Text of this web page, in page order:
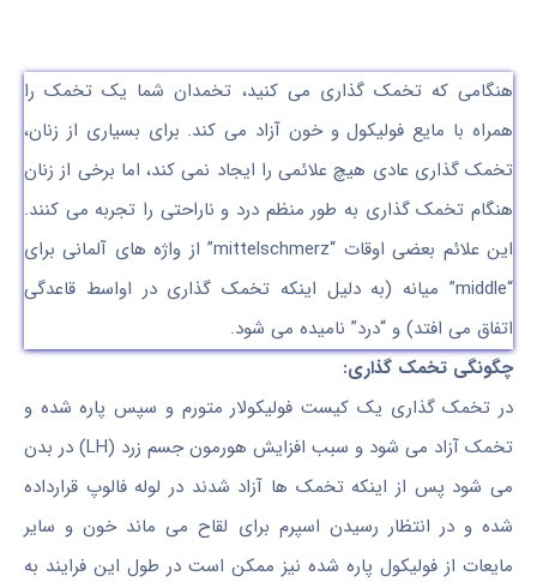
هنگامی که تخمک گذاری می کنید، تخمدان شما یک تخمک را
همراه با مایع فولیکول و خون آزاد می کند. برای بسیاری از زنان،
تخمک گذاری عادی هیچ علائمی را ایجاد نمی کند، اما برخی از زنان
هنگام تخمک گذاری به طور منظم درد و ناراحتی را تجربه می کنند.
این علائم بعضی اوقات “mittelschmerz” از واژه های آلمانی برای
“middle” میانه (به دلیل اینکه تخمک گذاری در اواسط قاعدگی
اتفاق می افتد) و “درد” نامیده می شود.
چگونگی تخمک گذاری:
در تخمک گذاری یک کیست فولیکولار متورم و سپس پاره شده و
تخمک آزاد می شود و سبب افزایش هورمون جسم زرد (LH) در بدن
می شود پس از اینکه تخمک ها آزاد شدند در لوله فالوپ قرارداده
شده و در انتظار رسیدن اسپرم برای لقاح می ماند خون و سایر
مایعات از فولیکول پاره شده نیز ممکن است در طول این فرایند به